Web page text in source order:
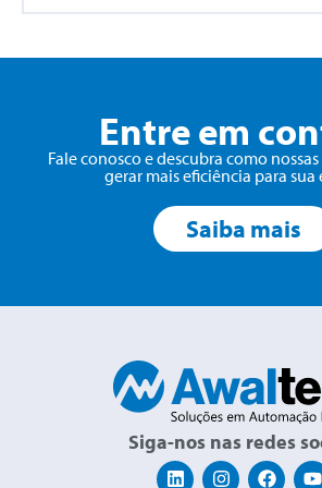
Entre em
Fale conosco e descubra como
gerar mais eficiência para sua
Saiba mais
Siga-nos nas redes